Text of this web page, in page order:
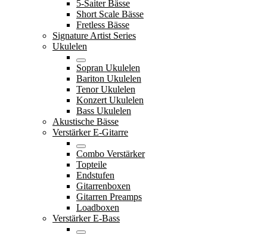
5-Saiter Bässe
Short Scale Bässe
Fretless Bässe
Signature Artist Series
Ukulelen
Sopran Ukulelen
Bariton Ukulelen
Tenor Ukulelen
Konzert Ukulelen
Bass Ukulelen
Akustische Bässe
Verstärker E-Gitarre
Combo Verstärker
Topteile
Endstufen
Gitarrenboxen
Gitarren Preamps
Loadboxen
Verstärker E-Bass